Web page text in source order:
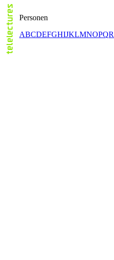
Personen
ABCDEFGHIJKLMNOPQR